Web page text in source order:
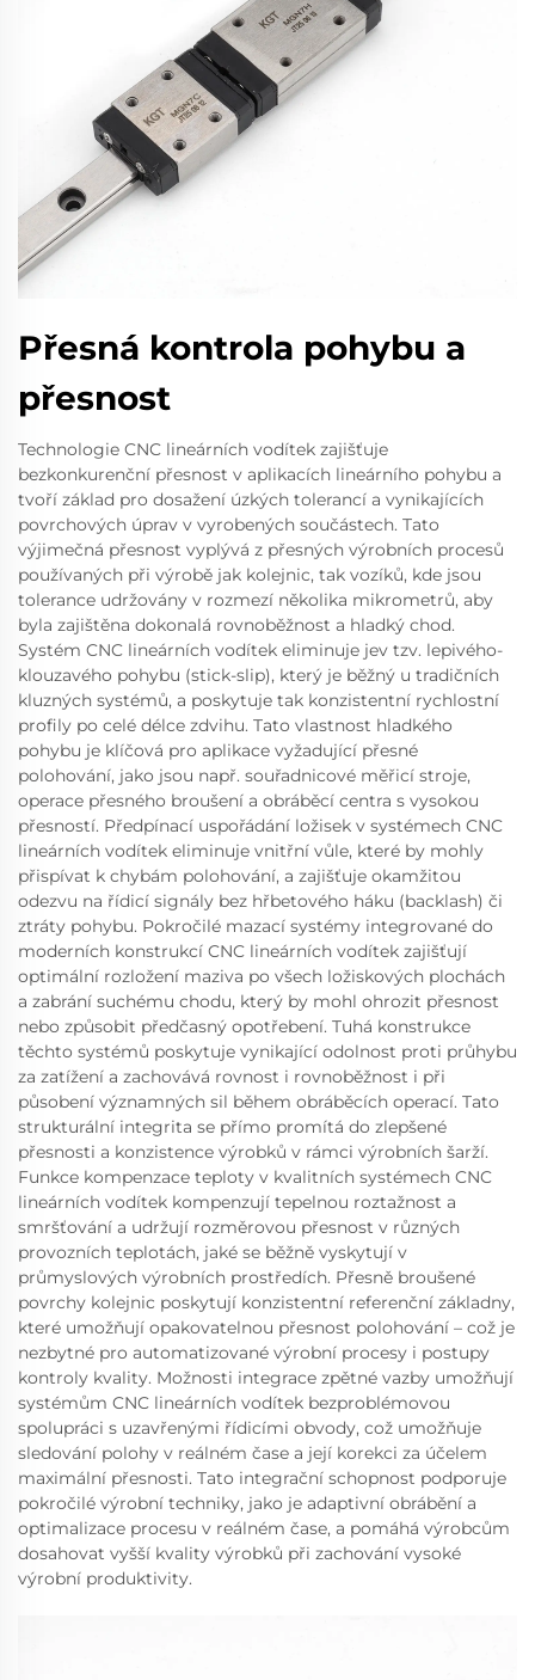
Přesná kontrola pohybu a
přesnost
Technologie CNC lineárních vodítek zajišťuje
bezkonkurenční přesnost v aplikacích lineárního pohybu a
tvoří základ pro dosažení úzkých tolerancí a vynikajících
povrchových úprav v vyrobených součástech. Tato
výjimečná přesnost vyplývá z přesných výrobních procesů
používaných při výrobě jak kolejnic, tak vozíků, kde jsou
tolerance udržovány v rozmezí několika mikrometrů, aby
byla zajištěna dokonalá rovnoběžnost a hladký chod.
Systém CNC lineárních vodítek eliminuje jev tzv. lepivého-
klouzavého pohybu (stick-slip), který je běžný u tradičních
kluzných systémů, a poskytuje tak konzistentní rychlostní
profily po celé délce zdvihu. Tato vlastnost hladkého
pohybu je klíčová pro aplikace vyžadující přesné
polohování, jako jsou např. souřadnicové měřicí stroje,
operace přesného broušení a obráběcí centra s vysokou
přesností. Předpínací uspořádání ložisek v systémech CNC
lineárních vodítek eliminuje vnitřní vůle, které by mohly
přispívat k chybám polohování, a zajišťuje okamžitou
odezvu na řídicí signály bez hřbetového háku (backlash) či
ztráty pohybu. Pokročilé mazací systémy integrované do
moderních konstrukcí CNC lineárních vodítek zajišťují
optimální rozložení maziva po všech ložiskových plochách
a zabrání suchému chodu, který by mohl ohrozit přesnost
nebo způsobit předčasný opotřebení. Tuhá konstrukce
těchto systémů poskytuje vynikající odolnost proti průhybu
za zatížení a zachovává rovnost i rovnoběžnost i při
působení významných sil během obráběcích operací. Tato
strukturální integrita se přímo promítá do zlepšené
přesnosti a konzistence výrobků v rámci výrobních šarží.
Funkce kompenzace teploty v kvalitních systémech CNC
lineárních vodítek kompenzují tepelnou roztažnost a
smršťování a udržují rozměrovou přesnost v různých
provozních teplotách, jaké se běžně vyskytují v
průmyslových výrobních prostředích. Přesně broušené
povrchy kolejnic poskytují konzistentní referenční základny,
které umožňují opakovatelnou přesnost polohování – což je
nezbytné pro automatizované výrobní procesy i postupy
kontroly kvality. Možnosti integrace zpětné vazby umožňují
systémům CNC lineárních vodítek bezproblémovou
spolupráci s uzavřenými řídicími obvody, což umožňuje
sledování polohy v reálném čase a její korekci za účelem
maximální přesnosti. Tato integrační schopnost podporuje
pokročilé výrobní techniky, jako je adaptivní obrábění a
optimalizace procesu v reálném čase, a pomáhá výrobcům
dosahovat vyšší kvality výrobků při zachování vysoké
výrobní produktivity.